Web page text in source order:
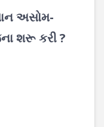
અસોમ-
શરૂ કરી ?